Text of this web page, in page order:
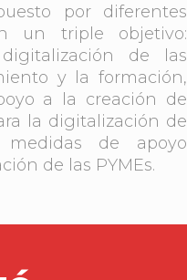
por diferentes
un triple objetivo:
de las
y la formación,
a la creación de
la digitalización de
de apoyo
de las PYMEs.